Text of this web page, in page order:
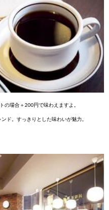
の場合＋200円で味わえますよ。
ド。すっきりとした味わいが魅力。